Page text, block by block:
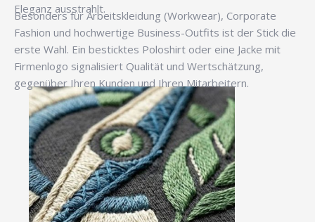
Eleganz ausstrahlt.
Besonders für Arbeitskleidung (Workwear), Corporate
Fashion und hochwertige Business-Outfits ist der Stick die
erste Wahl. Ein besticktes Poloshirt oder eine Jacke mit
Firmenlogo signalisiert Qualität und Wertschätzung,
gegenüber Ihren Kunden und Ihren Mitarbeitern.